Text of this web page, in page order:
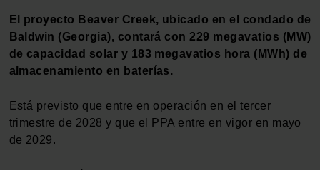
El proyecto Beaver Creek, ubicado en el condado de
Baldwin (Georgia), contará con 229 megavatios (MW)
de capacidad solar y 183 megavatios hora (MWh) de
almacenamiento en baterías.
Está previsto que entre en operación en el tercer
trimestre de 2028 y que el PPA entre en vigor en mayo
de 2029.